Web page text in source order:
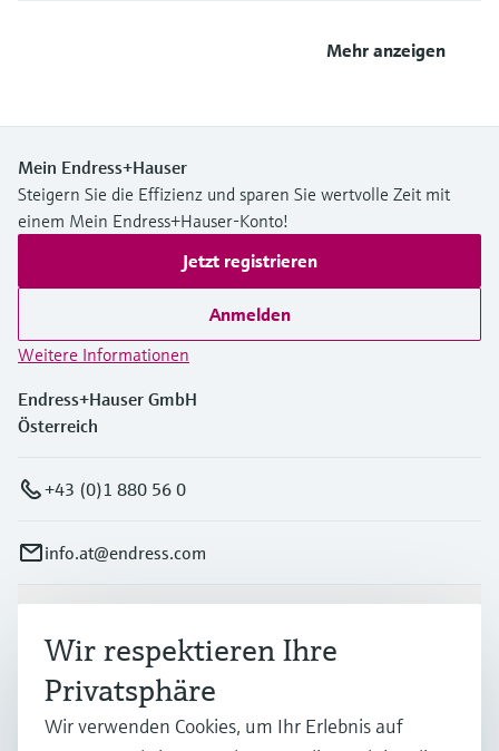
Mehr anzeigen
Mein Endress+Hauser
Steigern Sie die Effizienz und sparen Sie wertvolle Zeit mit
einem Mein Endress+Hauser-Konto!
Jetzt registrieren
Anmelden
Weitere Informationen
Endress+Hauser GmbH
Österreich
+43 (0)1 880 56 0
info.at@endress.com
Branchen
Wir respektieren Ihre
Privatsphäre
Wir verwenden Cookies, um Ihr Erlebnis auf